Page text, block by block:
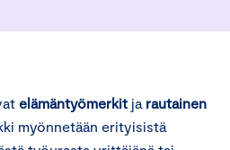
elämäntyömerkit ja rautainen
myönnetään erityisistä